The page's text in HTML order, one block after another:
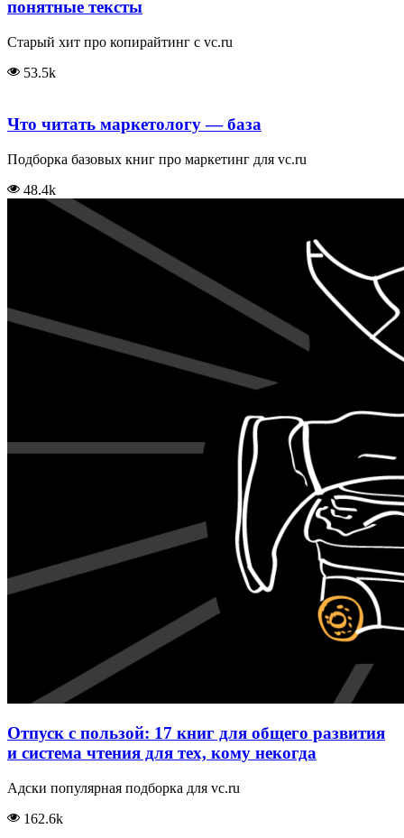
понятные тексты
Старый хит про копирайтинг с vc.ru
53.5k
Что читать маркетологу — база
Подборка базовых книг про маркетинг для vc.ru
48.4k
Отпуск с пользой: 17 книг для общего развития
и система чтения для тех, кому некогда
Адски популярная подборка для vc.ru
162.6k